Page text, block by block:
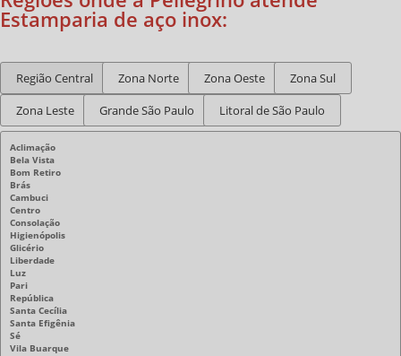
Estamparia de aço inox:
Região Central Zona Norte Zona Oeste
Zona Sul
Zona Leste
Grande São Paulo Litoral de São Paulo
Aclimação
Bela Vista
Bom Retiro
Brás
Cambuci
Centro
Consolação
Higienópolis
Glicério
Liberdade
Luz
Pari
República
Santa Cecília
Santa Efigênia
Sé
Vila Buarque